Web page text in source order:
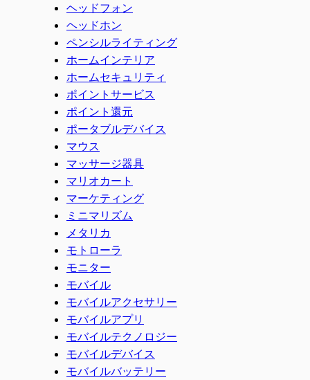
ヘッドフォン
ヘッドホン
ペンシルライティング
ホームインテリア
ホームセキュリティ
ポイントサービス
ポイント還元
ポータブルデバイス
マウス
マッサージ器具
マリオカート
マーケティング
ミニマリズム
メタリカ
モトローラ
モニター
モバイル
モバイルアクセサリー
モバイルアプリ
モバイルテクノロジー
モバイルデバイス
モバイルバッテリー